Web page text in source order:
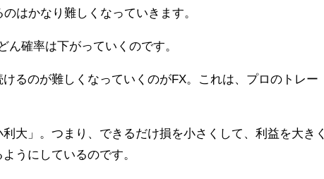
はかなり難しくなっていきます。
ん確率は下がっていくのです。
るのが難しくなっていくのがFX。これは、プロのトレー
大」。つまり、できるだけ損を小さくして、利益を大きく
うにしているのです。